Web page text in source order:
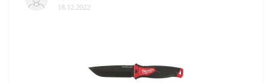
18.12.2022